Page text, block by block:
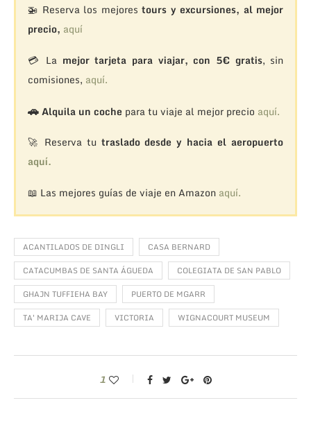
🚁 Reserva los mejorestours y excursiones, al mejor
precio, aquí
💳 La mejor tarjeta para viajar, con 5€ gratis, sin
comisiones, aquí.
🚗Alquila un coche para tu viaje al mejor precio aquí.
🚀 Reserva tu traslado desde y hacia el aeropuerto
aquí.
📖 Las mejores guías de viaje en Amazon aquí.
ACANTILADOS DE DINGLI
CASA BERNARD
CATACUMBAS DE SANTA ÁGUEDA
COLEGIATA DE SAN PABLO
GHAJN TUFFIEHA BAY
PUERTO DE MGARR
TA' MARIJA CAVE
VICTORIA WIGNACOURT MUSEUM
1